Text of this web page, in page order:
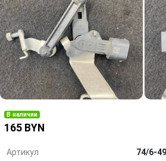
В наличии
165 BYN
Артикул
74/6-